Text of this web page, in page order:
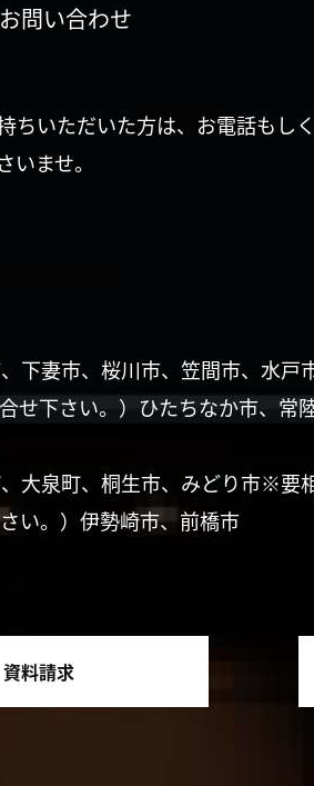
お問い合わせ
ちいただいた方は、お電話もし
ませ。
下妻市、桜川市、笠間市、水
せ下さい。）ひたちなか市、常
大泉町、桐生市、みどり市※要
い。）伊勢崎市、前橋市
資料請求